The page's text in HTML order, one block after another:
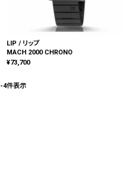
LIP / リップ
MACH 2000 CHRONO
¥73,700
-4件表示